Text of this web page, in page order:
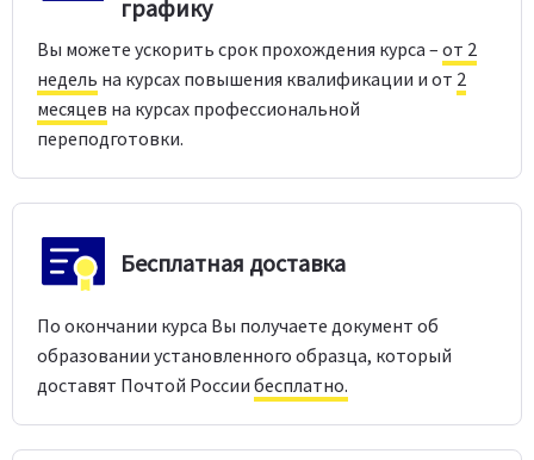
графику
Вы можете ускорить срок прохождения курса – от 2
недель на курсах повышения квалификации и от 2
месяцев на курсах профессиональной
переподготовки.
Бесплатная доставка
По окончании курса Вы получаете документ об
образовании установленного образца, который
доставят Почтой России бесплатно.